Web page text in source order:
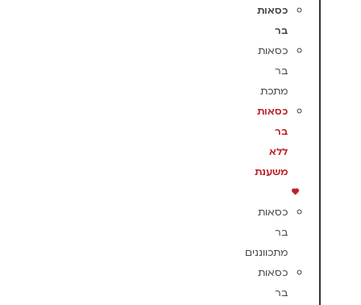
כסאות
בר
כסאות
בר
מתכת
כסאות
בר
ללא
משענת
כסאות
בר
מתכווננים
כסאות
בר